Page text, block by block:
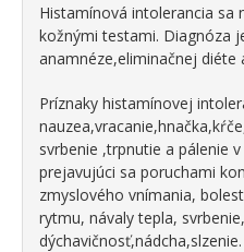
Histamínová intolerancia sa
kožnými testami. Diagnóza
anamnéze,eliminačnej diéte
Príznaky histamínovej
svrbenie ,trpnutie a pálenie
prejavujúci sa poruchami
zmyslového vnímania,
rytmu, návaly tepla,
dýchavičnosť,nádcha,slzenie.